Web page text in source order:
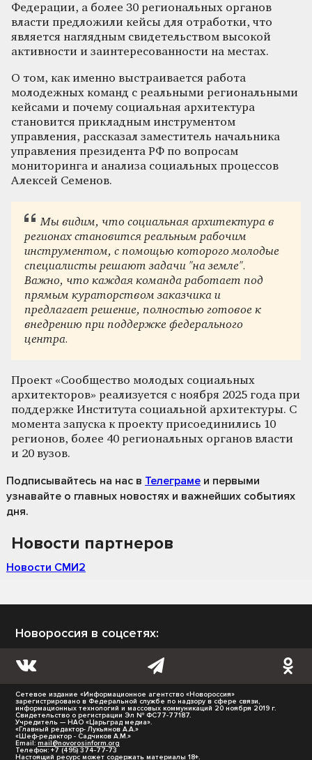
Федерации, а более 30 региональных органов
власти предложили кейсы для отработки, что
является наглядным свидетельством высокой
активности и заинтересованности на местах.
О том, как именно выстраивается работа
молодежных команд с реальными региональными
кейсами и почему социальная архитектура
становится прикладным инструментом
управления, рассказал заместитель начальника
управления президента РФ по вопросам
мониторинга и анализа социальных процессов
Алексей Семенов.
Мы видим, что социальная архитектура в
регионах становится реальным рабочим
инструментом, с помощью которого молодые
специалисты решают задачи "на земле".
Важно, что каждая команда работает под
прямым кураторством заказчика и
предлагает решение, полностью готовое к
внедрению при поддержке федерального
центра.
Проект «Сообщество молодых социальных
архитекторов» реализуется с ноября 2025 года при
поддержке Института социальной архитектуры. С
момента запуска к проекту присоединились 10
регионов, более 40 региональных органов власти
и 20 вузов.
Подписывайтесь на нас в Телеграме и первыми
узнавайте о главных новостях и важнейших событиях
дня.
Новости партнеров
Новости СМИ2
Новороссия в соцсетях:
Сетевое издание «Информационное агентство «Новороссия»
зарегистрировано в Федеральной службе по надзору в сфере связи,
информационных технологий и массовых коммуникаций 20 ноября 2019 г.
Свидетельство о регистрации Эл № ФС77-77187.
Учредитель — НАО «Царьград медиа».
«Главный редактор- Лукьянов А.А.»
«Шеф-редактор - Садчиков А.М.»
Email: mail@novorosinform.org
Телефон: +7 (495) 374-77-73
Настоящий ресурс может содержать материалы 18+.